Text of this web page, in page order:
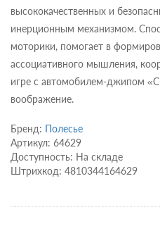
высококачественных и
инерционным механизмом.
моторики, помогает в
ассоциативного мышления,
игре с автомобилем-джипом
воображение.
Бренд: Полесье
Артикул: 64629
Доступность: На складе
Штрихкод: 4810344164629